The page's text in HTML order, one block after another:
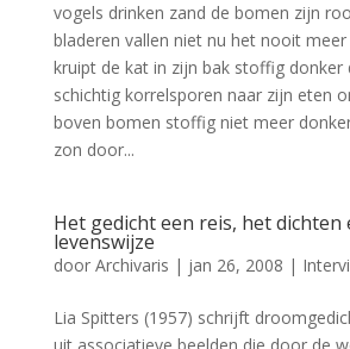
vogels drinken zand de bomen zijn
bladeren vallen niet nu het nooit
kruipt de kat in zijn bak stoffig donker
schichtig korrelsporen naar zijn eten
boven bomen stoffig niet meer
zon door...
Het gedicht een reis, het dichten
levenswijze
door Archivaris | jan 26, 2008 |
Lia Spitters (1957) schrijft